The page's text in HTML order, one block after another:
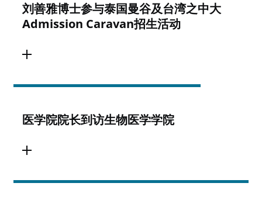
刘善雅博士参与泰国曼谷及台湾之中大
Admission Caravan招生活动
医学院院长到访生物医学学院